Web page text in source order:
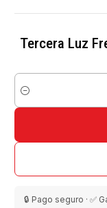
Tercera Luz
Cantidad
🔒 Pago seguro · ✅